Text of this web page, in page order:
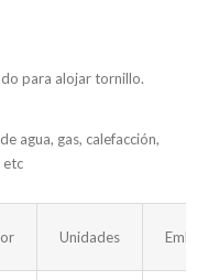
para alojar tornillo.
agua, gas, calefacción,
etc
Unidades